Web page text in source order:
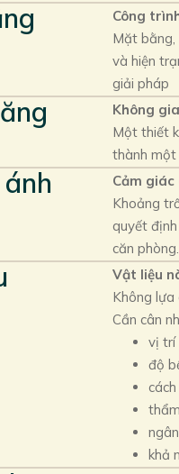
Công
Mặt bằng,
và hiện
giải pháp
Không
Một thiết
thành một
Cảm
Khoảng
quyết
căn phòng.
Vật liệu
Không lựa
Cần cân
vị trí
độ
khả